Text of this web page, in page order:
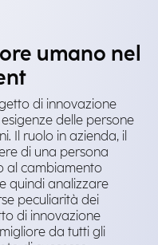
umano nel
di innovazione
delle persone
Il ruolo in azienda, il
di una persona
al cambiamento
quindi analizzare
peculiarità dei
di innovazione
da tutti gli